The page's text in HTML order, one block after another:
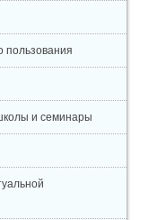
пользования
и семинары